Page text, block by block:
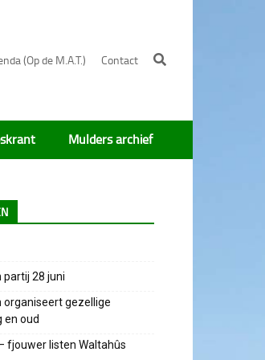
(Op de M.A.T.) Contact
Mulders archief
partij 28 juni
organiseert gezellige
en oud
fjouwer listen Waltahûs